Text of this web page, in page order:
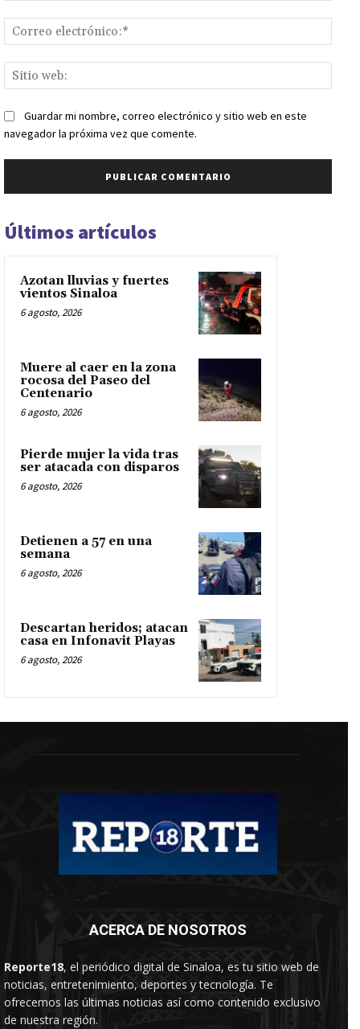
web:
Guardar mi nombre, correo electrónico y sitio web en este
navegador la próxima vez que comente.
Últimos artículos
Azotan lluvias y fuertes
vientos Sinaloa
6 agosto, 2026
Muere al caer en la zona
rocosa del Paseo del
Centenario
6 agosto, 2026
Pierde mujer la vida tras
ser atacada con disparos
6 agosto, 2026
Detienen a 57 en una
semana
6 agosto, 2026
Descartan heridos; atacan
casa en Infonavit Playas
6 agosto, 2026
ACERCA DE NOSOTROS
Reporte18, el periódico digital de Sinaloa, es tu sitio web de
noticias, entretenimiento, deportes y tecnología. Te
ofrecemos las últimas noticias así como contenido exclusivo
de nuestra región.